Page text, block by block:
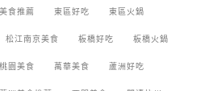
食推薦 東區好吃 東區火鍋
松江南京美食 板橋好吃 板橋火鍋
桃園美食 萬華美食 蘆洲好吃